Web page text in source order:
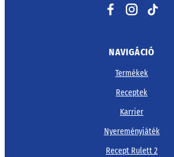
Facebook Instagram TikTok
NAVIGÁCIÓ
Termékek
Receptek
Karrier
Nyereményjáték
Recept Rulett 2